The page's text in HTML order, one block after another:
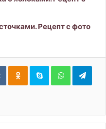
Рецепт с фото
ВконтактеОдноклассники
Skype WhatsApp